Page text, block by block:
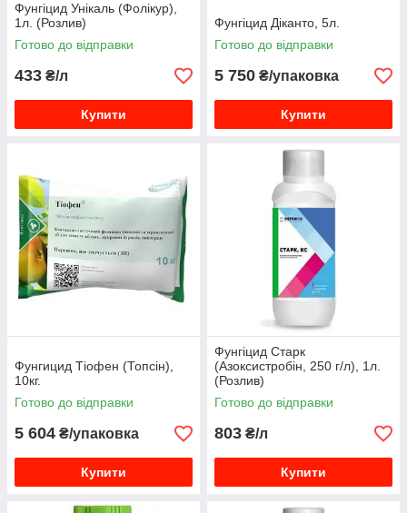
Фунгіцид Унікаль (Фолікур),
1л. (Розлив)
Готово до відправки
433 ₴/л
Купити
Фунгіцид Діканто, 5л.
Готово до відправки
5 750 ₴/упаковка
Купити
Фунгицид Тіофен (Топсін),
10кг.
Готово до відправки
5 604 ₴/упаковка
Купити
Фунгіцид Старк
(Азоксистробін, 250 г/л), 1л.
(Розлив)
Готово до відправки
803 ₴/л
Купити